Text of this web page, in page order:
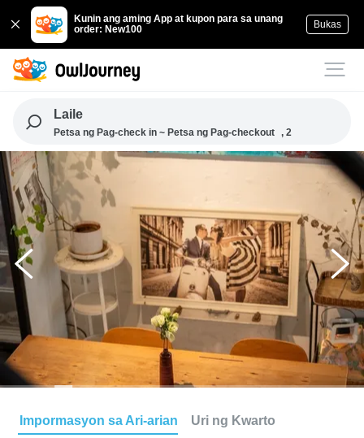
Kunin ang aming App at kupon para sa unang
order: New100
Bukas
Laile
Petsa ng Pag-check in ~ Petsa ng Pag-checkout , 2
Impormasyon sa Ari-arian Uri ng Kwarto